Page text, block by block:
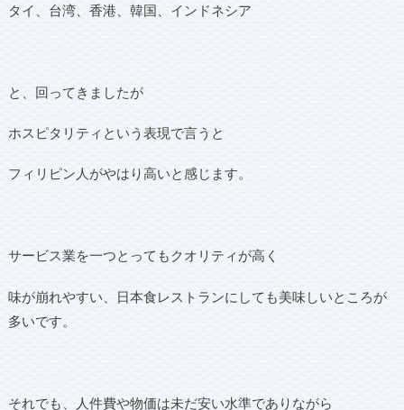
タイ、台湾、香港、韓国、インドネシア
と、回ってきましたが
ホスピタリティという表現で言うと
フィリピン人がやはり高いと感じます。
サービス業を一つとってもクオリティが高く
味が崩れやすい、日本食レストランにしても美味しいところが
多いです。
それでも、人件費や物価は未だ安い水準でありながら